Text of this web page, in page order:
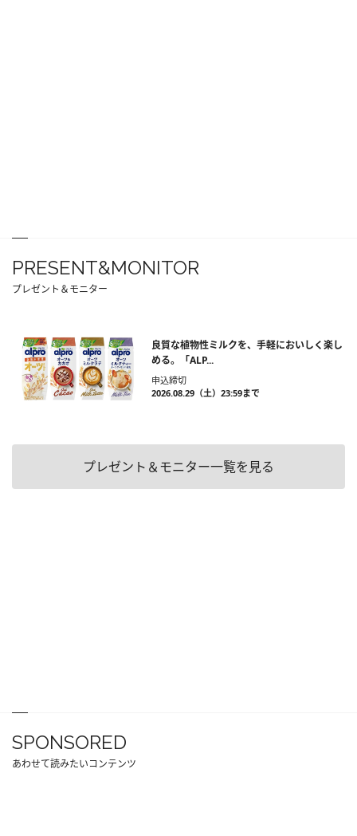
PRESENT&MONITOR
プレゼント＆モニター
良質な植物性ミルクを、手軽においしく楽し
める。「ALP...
申込締切
2026.08.29（土）23:59まで
プレゼント＆モニター一覧を見る
SPONSORED
あわせて読みたいコンテンツ